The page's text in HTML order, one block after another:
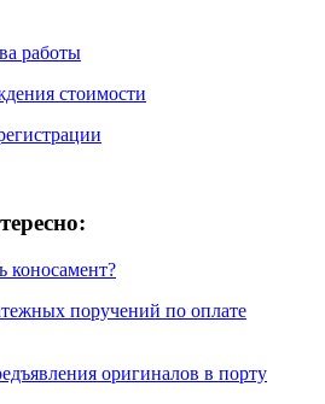
работы
стоимости
коносамент?
поручений по оплате
оригиналов в порту